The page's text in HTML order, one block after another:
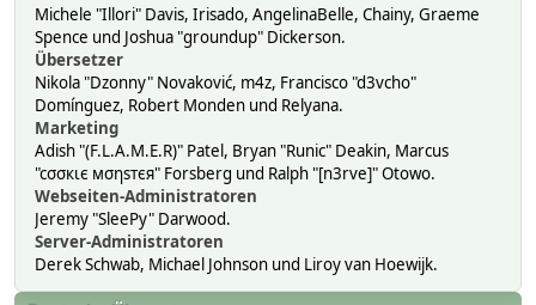
Michele "Illori" Davis, Irisado, AngelinaBelle, Chainy, Graeme
Spence und Joshua "groundup" Dickerson.
Übersetzer
Nikola "Dzonny" Novaković, m4z, Francisco "d3vcho"
Domínguez, Robert Monden und Relyana.
Marketing
Adish "(F.L.A.M.E.R)" Patel, Bryan "Runic" Deakin, Marcus
"cσσкιє мσηѕтєя" Forsberg und Ralph "[n3rve]" Otowo.
Webseiten-Administratoren
Jeremy "SleePy" Darwood.
Server-Administratoren
Derek Schwab, Michael Johnson und Liroy van Hoewijk.